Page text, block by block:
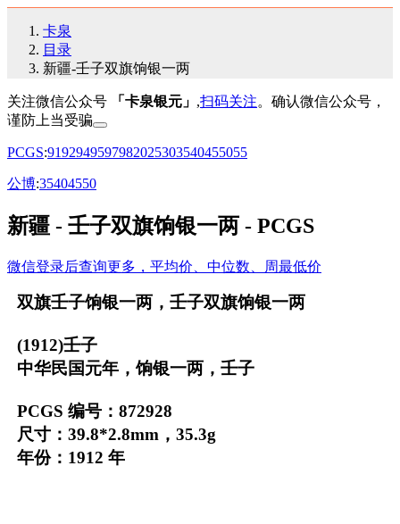
卡泉
目录
新疆-壬子双旗饷银一两
关注微信公众号 「卡泉银元」 ,扫码关注。确认微信公众号，
谨防上当受骗
PCGS:9192949597982025303540455055
公博:35404550
新疆 - 壬子双旗饷银一两 - PCGS
微信登录后查询更多，平均价、中位数、周最低价
双旗壬子饷银一两，壬子双旗饷银一两
(1912)壬子
中华民国元年，饷银一两，壬子
PCGS 编号：872928
尺寸：39.8*2.8mm，35.3g
年份：1912 年